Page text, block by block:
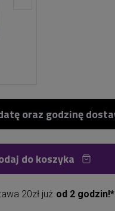
do koszyka
20zł już od 2 godzin!*